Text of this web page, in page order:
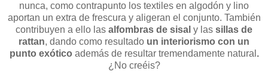
nunca, como contrapunto los textiles en algodón y lino
aportan un extra de frescura y aligeran el conjunto. También
contribuyen a ello las alfombras de sisal y las sillas de
rattan, dando como resultado un interiorismo con un
punto exótico además de resultar tremendamente natural .
¿No creéis?